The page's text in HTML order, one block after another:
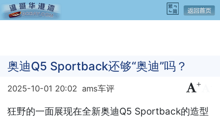
奥迪Q5 Sportback还够“奥迪”吗？
2025-10-01 20:02 ams车评 +
狂野的一面展现在全新奥迪Q5 Sportback的造型